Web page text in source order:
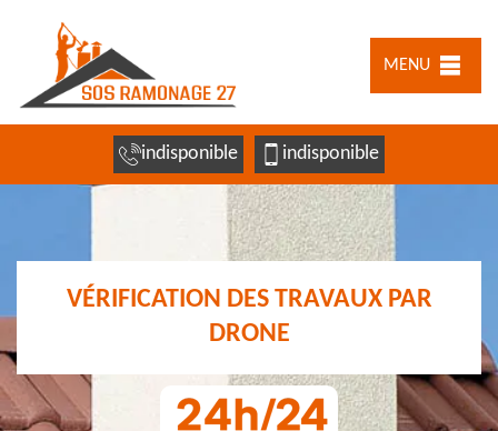
MENU
indisponible indisponible
VÉRIFICATION DES TRAVAUX PAR
DRONE